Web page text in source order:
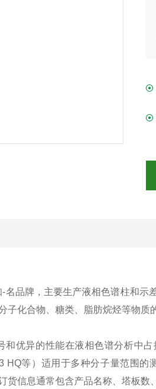
名品牌，主要生产液相色谱柱和
子化合物、糖类、脂肪烷烃等物质
和优异的性能在液相色谱分析中
HQ等）适用于多种分子量范围
货信息通常包含产品名称、塔板